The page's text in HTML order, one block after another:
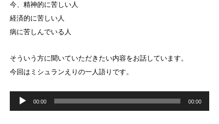
今、精神的に苦しい人
経済的に苦しい人
病に苦しんでいる人
そういう方に聞いていただきたい内容をお話しています。
今回はミシュランえりの一人語りです。
00:00 00:00